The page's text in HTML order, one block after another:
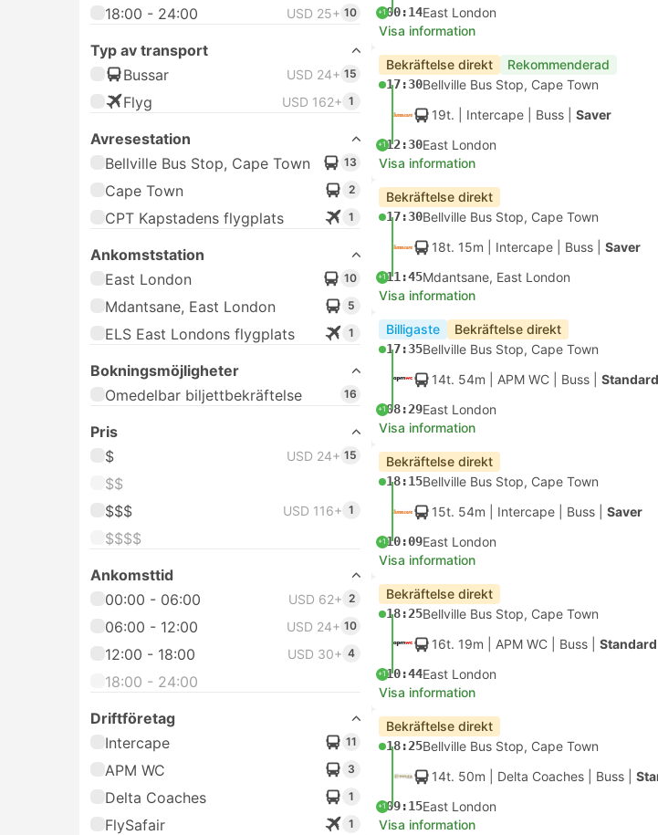
18:00 - 24:00 USD 25+ 10
Typ av transport
Bussar
USD 24+ 15
Flyg USD 162+ 1
Avresestation
Bellville Bus Stop, Cape Town
13
Cape Town 2
CPT Kapstadens flygplats 1
Ankomststation
East London
10
Mdantsane, East London 5
ELS East Londons flygplats 1
Bokningsmöjligheter
Omedelbar biljettbekräftelse
16
Pris
$
USD 24+ 15
$$
$$$
USD 116+ 1
$$$$
Ankomsttid
00:00 - 06:00
USD 62+ 2
06:00 - 12:00 USD 24+ 10
12:00 - 18:00 USD 30+ 4
18:00 - 24:00
Driftföretag
Intercape
11
APM WC 3
Delta Coaches 1
FlySafair 1
+100:14East London
Visa information
Bekräftelse direkt Rekommenderad
17:30Bellville Bus Stop, Cape Town
19t. | Intercape Buss Saver
+112:30East London
Visa information
Bekräftelse direkt
17:30Bellville Bus Stop, Cape Town
18t. 15m | Intercape Buss Saver
+111:45Mdantsane, East London
Visa information
Billigaste Bekräftelse direkt
17:35Bellville Bus Stop, Cape Town
14t. 54m | APM WC Buss Standard
+108:29East London
Visa information
Bekräftelse direkt
18:15Bellville Bus Stop, Cape Town
15t. 54m | Intercape Buss Saver
+110:09East London
Visa information
Bekräftelse direkt
18:25Bellville Bus Stop, Cape Town
16t. 19m | APM WC Buss Standard
+110:44East London
Visa information
Bekräftelse direkt
18:25Bellville Bus Stop, Cape Town
14t. 50m | Delta Coaches Buss
+109:15East London
Visa information